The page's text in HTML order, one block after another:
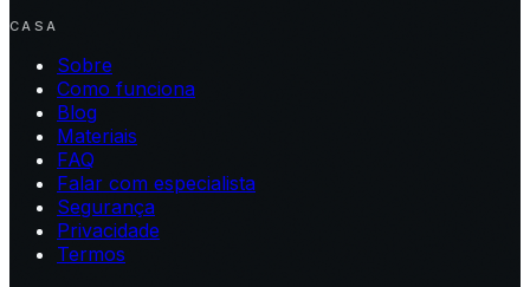
CASA
Sobre
Como funciona
Blog
Materiais
FAQ
Falar com especialista
Segurança
Privacidade
Termos